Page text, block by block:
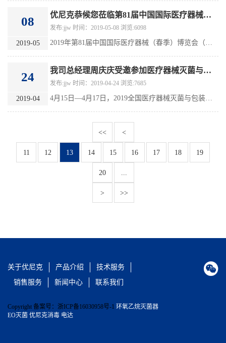
08
2019-05
优尼克恭候您莅临第81届中国国际医疗器械（春季）博览会
发布:jjw 时间：2019-05-08 浏览:6098
24
2019-04
我司总经理周庆庆受邀参加医疗器械灭菌与包装技术论坛
发布:jjw 时间：2019-04-24 浏览:7685
<< <
11 12 13 14 15 16 17 18 19
20
> >>
关于优尼克 产品介绍
技术服务
销售服务
新闻中心 联系我们
Copyright 备案号：浙ICP备16030958号-1 环氧乙烷灭菌器
EO灭菌 优尼克消毒 电达
